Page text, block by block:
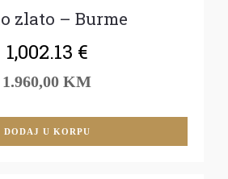
zlato – Burme
1,002.13 €
1.960,00 KM
DODAJ U KORPU